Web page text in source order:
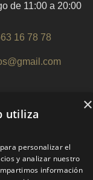
de 11:00 a 20:00
16 78 78
×
utiliza
personalizar el
y analizar nuestro
información